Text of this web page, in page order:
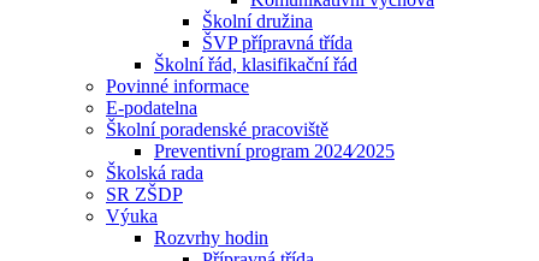
Školní družina
ŠVP přípravná třída
Školní řád, klasifikační řád
Povinné informace
E-podatelna
Školní poradenské pracoviště
Preventivní program 2024⁄2025
Školská rada
SR ZŠDP
Výuka
Rozvrhy hodin